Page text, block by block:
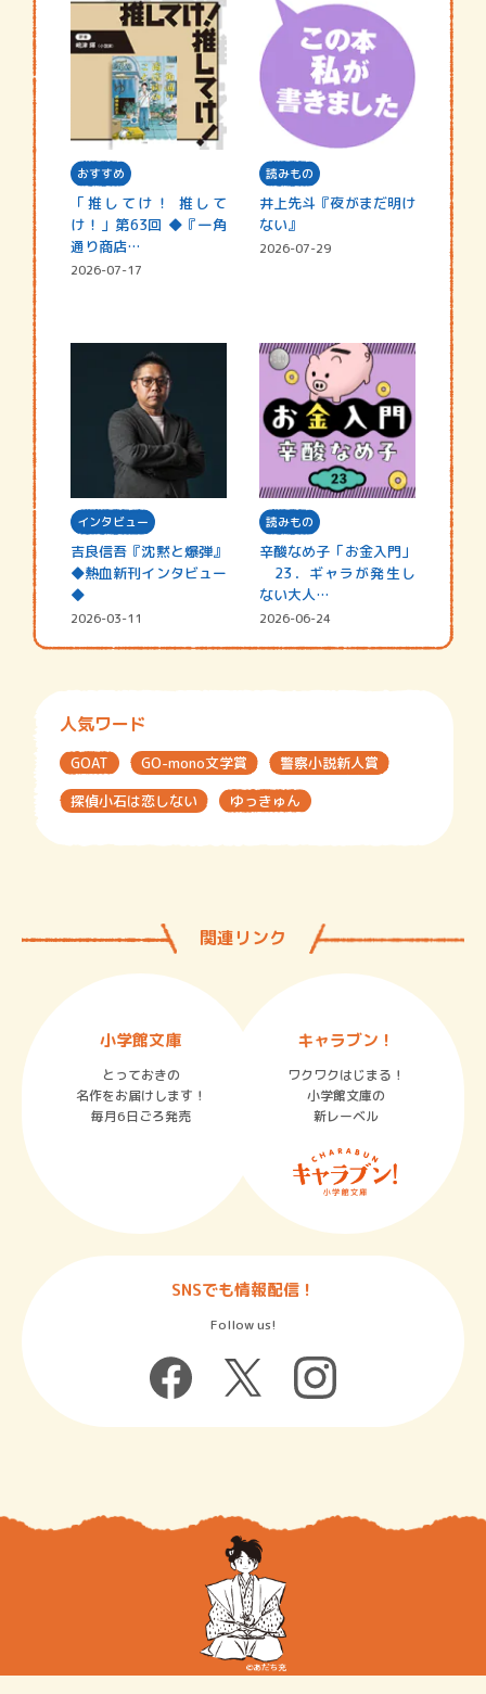
おすすめ
「推してけ！ 推して
け！」第63回 ◆『一角
通り商店…
2026-07-17
読みもの
井上先斗『夜がまだ明け
ない』
2026-07-29
インタビュー
吉良信吾『沈黙と爆弾』
◆熱血新刊インタビュー
◆
2026-03-11
読みもの
辛酸なめ子「お金入門」
23．ギャラが発生し
ない大人…
2026-06-24
人気ワード
GOAT GO-mono文学賞
警察小説新人賞
探偵小石は恋しない
ゆっきゅん
関連リンク
小学館文庫
とっておきの
名作をお届けします！
毎月6日ごろ発売
キャラブン！
ワクワクはじまる！
小学館文庫の
新レーベル
SNSでも情報配信！
Follow us!